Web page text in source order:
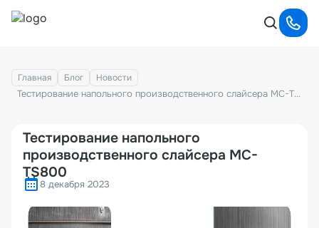
Главная Блог Новости
Тестирование напольного производственного слайсера MC-TS800
Тестирование напольного
производственного слайсера MC-
TS800
8 декабря 2023